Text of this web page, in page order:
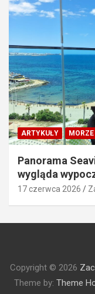
ARTYKUŁY MORZE
Panorama
wygląda
17 czerwca 2026
Copyright © 2026
Theme by: Theme